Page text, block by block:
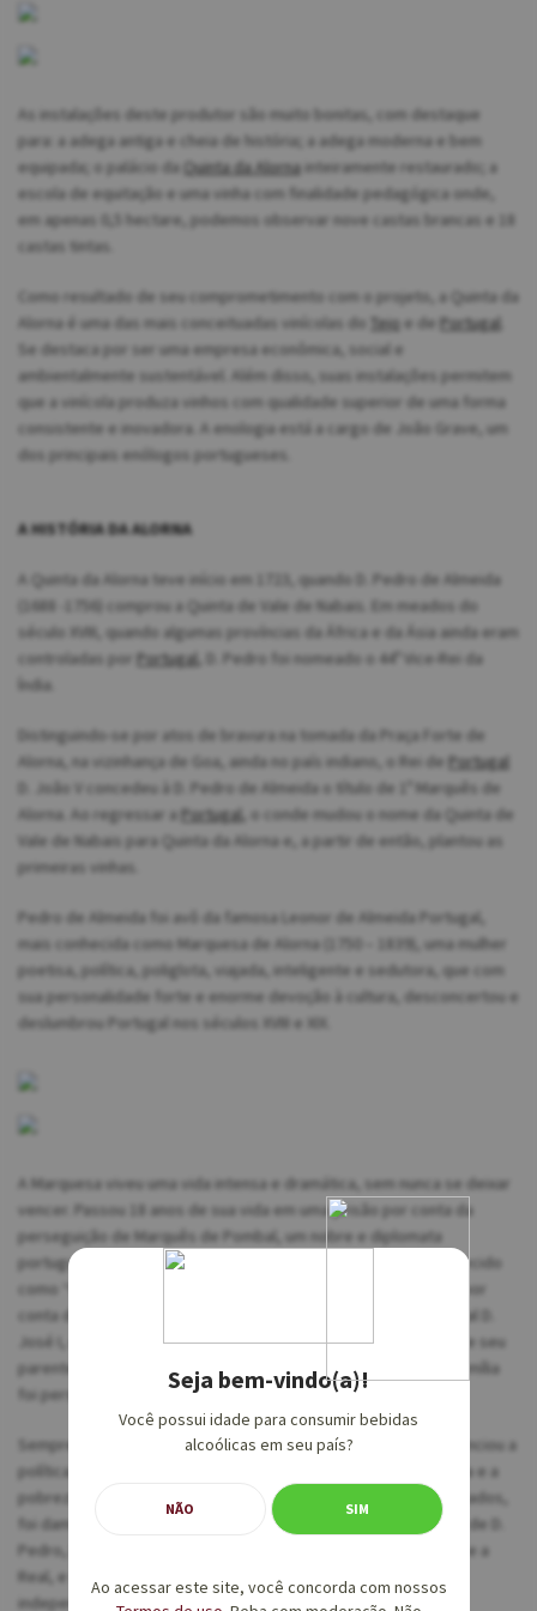
As instalações deste produtor são muito bonitas, com destaque
para: a adega antiga e cheia de história; a adega moderna e bem
equipada; o palácio da Quinta da Alorna inteiramente restaurado; a
escola de equitação e uma vinha com finalidade pedagógica onde,
em apenas 0,5 hectare, podemos observar nove castas brancas e 18
castas tintas.
Como resultado de seu comprometimento com o projeto, a Quinta da
Alorna é uma das mais conceituadas vinícolas do Tejo e de Portugal
Se destaca por ser uma empresa econômica, social e
ambientalmente sustentável. Além disso, suas instalações permitem
que a vinícola produza vinhos com qualidade superior de uma forma
consistente e inovadora. A enologia está a cargo de João Grave, um
dos principais enólogos portugueses.
A HISTÓRIA DA ALORNA
A Quinta da Alorna teve início em 1723, quando D. Pedro de Almeida
(1688 -1756) comprou a Quinta de Vale de Nabais. Em meados do
século XVIII, quando algumas províncias da África e da Ásia ainda eram
controladas por Portugal, D. Pedro foi nomeado o 44º Vice-Rei da
Índia.
Distinguindo-se por atos de bravura na tomada da Praça Forte de
Alorna, na vizinhança de Goa, ainda no país indiano, o Rei de Portugal
D. João V concedeu à D. Pedro de Almeida o título de 1º Marquês de
Alorna. Ao regressar a Portugal, o conde mudou o nome da Quinta de
Vale de Nabais para Quinta da Alorna e, a partir de então, plantou as
primeiras vinhas.
Pedro de Almeida foi avô da famosa Leonor de Almeida Portugal,
mais conhecida como Marquesa de Alorna (1750 – 1839), uma mulher
poetisa, política, poliglota, viajada, inteligente e sedutora, que com
sua personalidade forte e enorme devoção à cultura, desconcertou e
deslumbrou Portugal nos séculos XVIII e XIX.
A Marquesa viveu uma vida intensa e dramática, sem nunca se deixar
vencer. Passou 18 anos de sua vida em uma prisão por conta da
perseguição de Marquês de Pombal, um nobre e diplomata
português que liderou a retaliação do escândalo político conhecido
como “O Processo dos Távoras”. Esse acontecimento se deu por
conta de uma tentativa de assassinato do então Rei de Portugal D.
José I, em 1758, por parte da nobre família Távora. Por conta de seu
parentesco com os acusados, Leonor foi encarcerada e sua família
foi perseguida.
Sempre vivendo uma vida intensa, a Marquesa de Alorna influenciou a
política, conheceu paixões ardentes, experimentou a opulência e a
pobreza, a veneração e o exílio. Leonor atravessou quatro reinados,
foi dama da Rainha D. Carlota Joaquina, assistiu às pretensões de D.
Pedro, Imperador do Brasil, em herdar duas coroas: a Imperial e a
Real, e viu também o Império do Brasil se tornar formalmente
independente de Portugal.
Seja bem-vindo(a)!
Você possui idade para consumir bebidas
alcoólicas em seu país?
NÃO SIM
Ao acessar este site, você concorda com nossos